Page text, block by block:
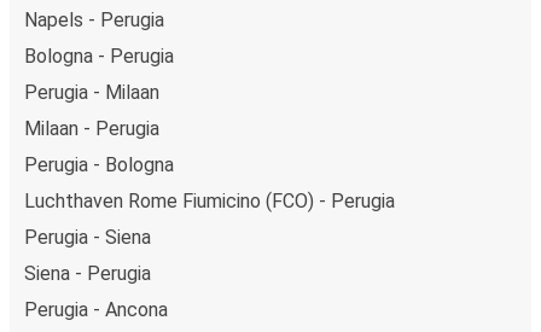
Napels - Perugia
Bologna - Perugia
Perugia - Milaan
Milaan - Perugia
Perugia - Bologna
Luchthaven Rome Fiumicino (FCO) - Perugia
Perugia - Siena
Siena - Perugia
Perugia - Ancona